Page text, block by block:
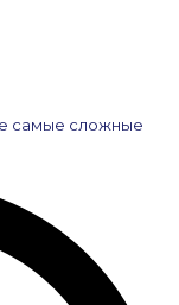
самые сложные